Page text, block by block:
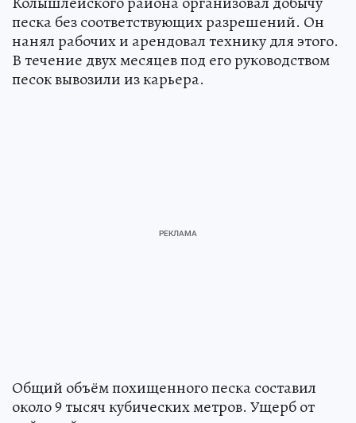
песка без соответствующих разрешений. Он
нанял рабочих и арендовал технику для этого.
В течение двух месяцев под его руководством
песок вывозили из карьера.
Общий объём похищенного песка составил
около 9 тысяч кубических метров. Ущерб от